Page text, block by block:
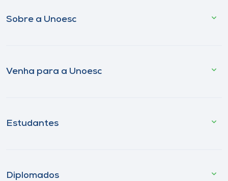
Sobre a Unoesc
Venha para a Unoesc
Estudantes
Diplomados